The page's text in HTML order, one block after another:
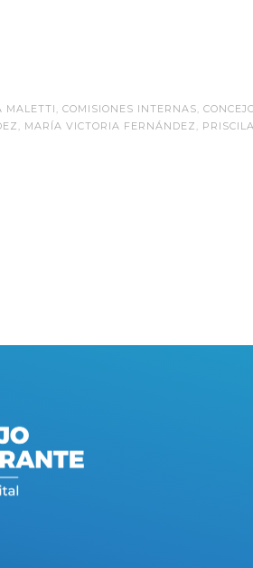
MALETTI ,COMISIONES INTERNAS,
, MARÍA VICTORIA FERNÁNDEZ ,